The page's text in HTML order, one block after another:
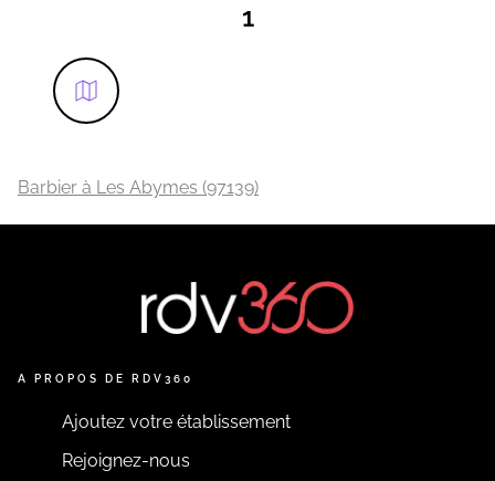
bien-être, Pose ongulaire, Dermo-pigmentation.
1
Barbier à Les Abymes (97139)
A PROPOS DE RDV360
Ajoutez votre établissement
Rejoignez-nous